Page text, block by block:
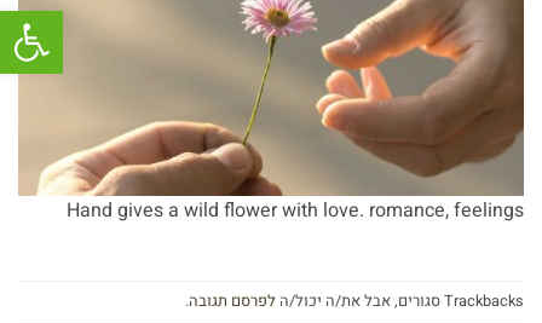
Hand gives a wild flower with love. romance, feelings
Trackbacks סגורים, אבל את/ה יכול/ה לפרסם תגובה.